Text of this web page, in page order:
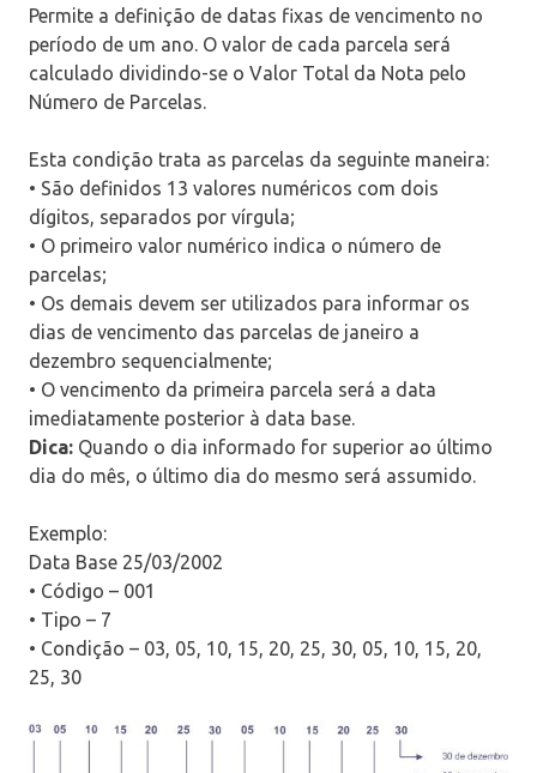
Permite a definição de datas fixas de vencimento no
período de um ano. O valor de cada parcela será
calculado dividindo-se o Valor Total da Nota pelo
Número de Parcelas.
Esta condição trata as parcelas da seguinte maneira:
• São definidos 13 valores numéricos com dois
dígitos, separados por vírgula;
• O primeiro valor numérico indica o número de
parcelas;
• Os demais devem ser utilizados para informar os
dias de vencimento das parcelas de janeiro a
dezembro sequencialmente;
• O vencimento da primeira parcela será a data
imediatamente posterior à data base.
Dica: Quando o dia informado for superior ao último
dia do mês, o último dia do mesmo será assumido.
Exemplo:
Data Base 25/03/2002
• Código – 001
• Tipo – 7
• Condição – 03, 05, 10, 15, 20, 25, 30, 05, 10, 15, 20,
25, 30